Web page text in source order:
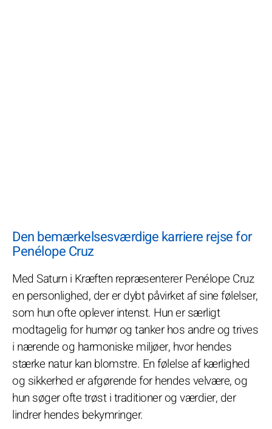
Den bemærkelsesværdige karriere rejse for
Penélope Cruz
Med Saturn i Kræften repræsenterer Penélope Cruz
en personlighed, der er dybt påvirket af sine følelser,
som hun ofte oplever intenst. Hun er særligt
modtagelig for humør og tanker hos andre og trives
i nærende og harmoniske miljøer, hvor hendes
stærke natur kan blomstre. En følelse af kærlighed
og sikkerhed er afgørende for hendes velvære, og
hun søger ofte trøst i traditioner og værdier, der
lindrer hendes bekymringer.